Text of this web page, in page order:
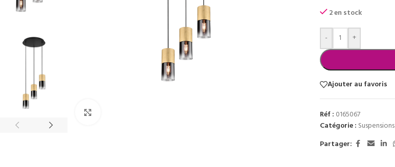
2 en stock
- +
Ajouter au favoris
Réf : 0165067
Catégorie : Suspensions
Partager: